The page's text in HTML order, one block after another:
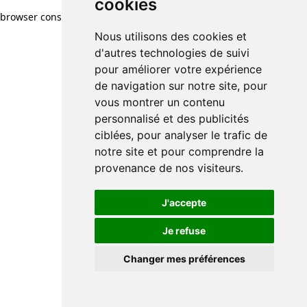
cookies
Nous utilisons des cookies et
d'autres technologies de suivi
pour améliorer votre expérience
de navigation sur notre site, pour
vous montrer un contenu
personnalisé et des publicités
ciblées, pour analyser le trafic de
notre site et pour comprendre la
provenance de nos visiteurs.
J'accepte
Je refuse
Changer mes préférences
browser console for more information)